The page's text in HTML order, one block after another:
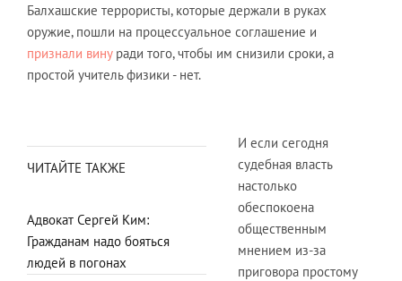
Балхашские террористы, которые держали в руках
оружие, пошли на процессуальное соглашение и
признали винуради того, чтобы им снизили сроки, а
простой учитель физики - нет.
ЧИТАЙТЕ ТАКЖЕ
Адвокат Сергей Ким:
Гражданам надо бояться
людей в погонах
И если сегодня
судебная власть
настолько
обеспокоена
общественным
мнением из-за
приговора простому